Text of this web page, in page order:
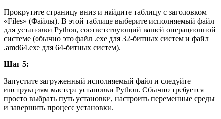
Прокрутите страницу вниз и найдите таблицу с заголовком
«Files» (Файлы). В этой таблице выберите исполняемый файл
для установки Python, соответствующий вашей операционной
системе (обычно это файл .exe для 32-битных систем и файл
.amd64.exe для 64-битных систем).
Шаг 5:
Запустите загруженный исполняемый файл и следуйте
инструкциям мастера установки Python. Обычно требуется
просто выбрать путь установки, настроить переменные среды
и завершить процесс установки.